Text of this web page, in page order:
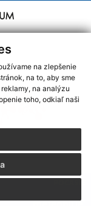
na zlepšenie
na to, aby sme
na analýzu
toho, odkiaľ naši
POČASIE